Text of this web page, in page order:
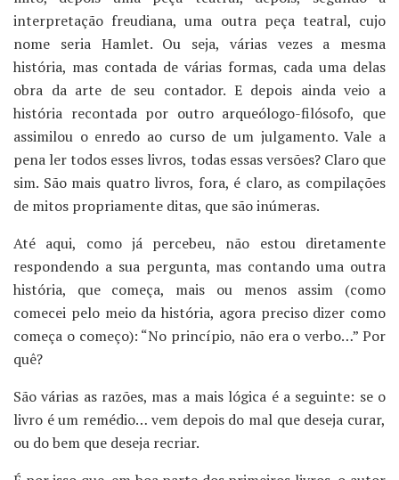
interpretação freudiana, uma outra peça teatral, cujo
nome seria Hamlet. Ou seja, várias vezes a mesma
história, mas contada de várias formas, cada uma delas
obra da arte de seu contador. E depois ainda veio a
história recontada por outro arqueólogo-filósofo, que
assimilou o enredo ao curso de um julgamento. Vale a
pena ler todos esses livros, todas essas versões? Claro que
sim. São mais quatro livros, fora, é claro, as compilações
de mitos propriamente ditas, que são inúmeras.
Até aqui, como já percebeu, não estou diretamente
respondendo a sua pergunta, mas contando uma outra
história, que começa, mais ou menos assim (como
comecei pelo meio da história, agora preciso dizer como
começa o começo): “No princípio, não era o verbo…” Por
quê?
São várias as razões, mas a mais lógica é a seguinte: se o
livro é um remédio… vem depois do mal que deseja curar,
ou do bem que deseja recriar.